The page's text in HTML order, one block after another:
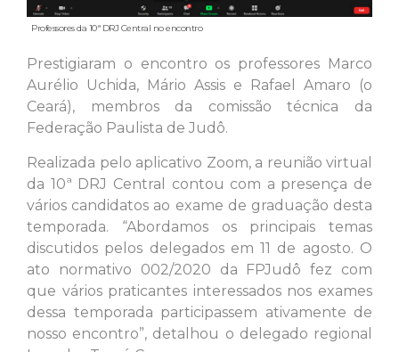
Professores da 10ª DRJ Central no encontro
Prestigiaram o encontro os professores Marco
Aurélio Uchida, Mário Assis e Rafael Amaro (o
Ceará), membros da comissão técnica da
Federação Paulista de Judô.
Realizada pelo aplicativo Zoom, a reunião virtual
da 10ª DRJ Central contou com a presença de
vários candidatos ao exame de graduação desta
temporada. “Abordamos os principais temas
discutidos pelos delegados em 11 de agosto. O
ato normativo 002/2020 da FPJudô fez com
que vários praticantes interessados nos exames
dessa temporada participassem ativamente de
nosso encontro”, detalhou o delegado regional